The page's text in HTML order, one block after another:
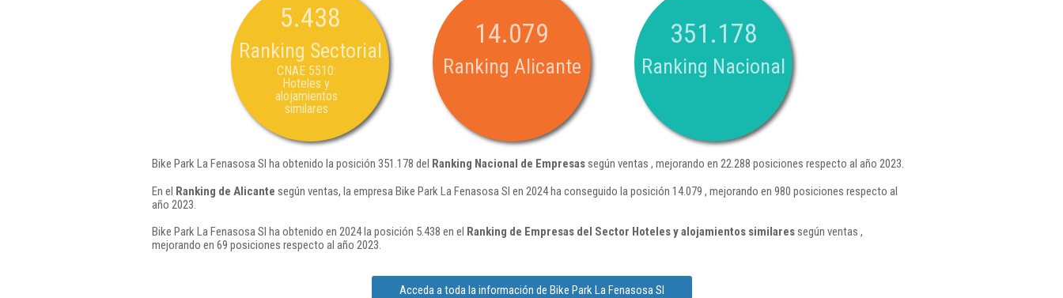
5.438
Ranking Sectorial
CNAE 5510:
Hoteles y
alojamientos
similares
14.079
Ranking Alicante
351.178
Ranking Nacional
Bike Park La Fenasosa Sl ha obtenido la posición 351.178 del Ranking Nacional de Empresassegún ventas , mejorando en 22.288 posiciones respecto al año 2023.
En el Ranking de Alicante según ventas, la empresa Bike Park La Fenasosa Sl en 2024 ha conseguido la posición 14.079 , mejorando en 980 posiciones respecto al
año 2023.
Bike Park La Fenasosa Sl ha obtenido en 2024 la posición 5.438 en el Ranking de Empresas del Sector Hoteles y alojamientos similaressegún ventas ,
mejorando en 69 posiciones respecto al año 2023.
Acceda a toda la información de Bike Park La Fenasosa Sl